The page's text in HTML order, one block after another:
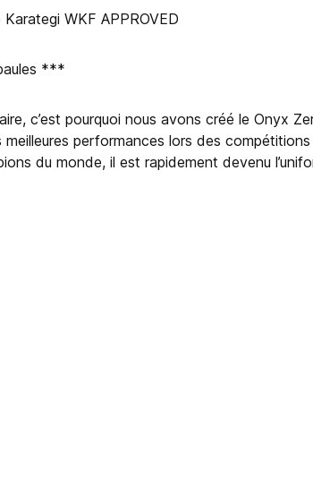
Karategi WKF APPROVED
***
c’est pourquoi nous avons créé le Onyx
performances lors des
du monde, il est rapidement devenu